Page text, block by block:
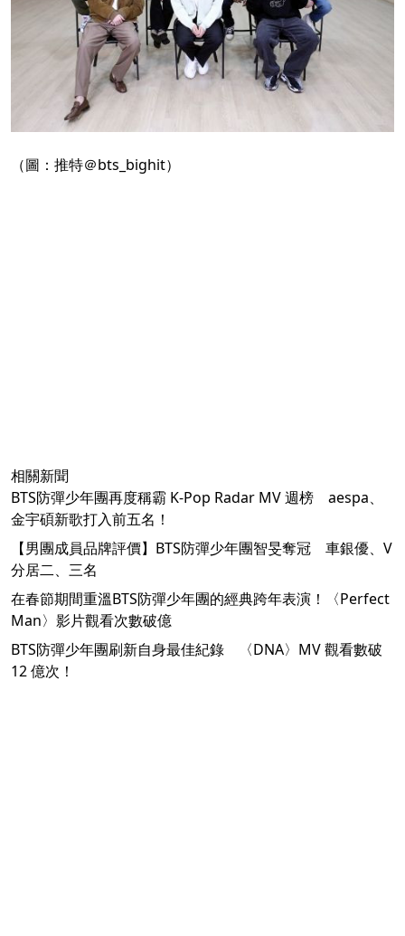
（圖：推特＠bts_bighit）
相關新聞
BTS防彈少年團再度稱霸 K-Pop Radar MV 週榜 aespa、
金宇碩新歌打入前五名！
【男團成員品牌評價】BTS防彈少年團智旻奪冠 車銀優、V
分居二、三名
在春節期間重溫BTS防彈少年團的經典跨年表演！〈Perfect
Man〉影片觀看次數破億
BTS防彈少年團刷新自身最佳紀錄 〈DNA〉MV 觀看數破
12 億次！